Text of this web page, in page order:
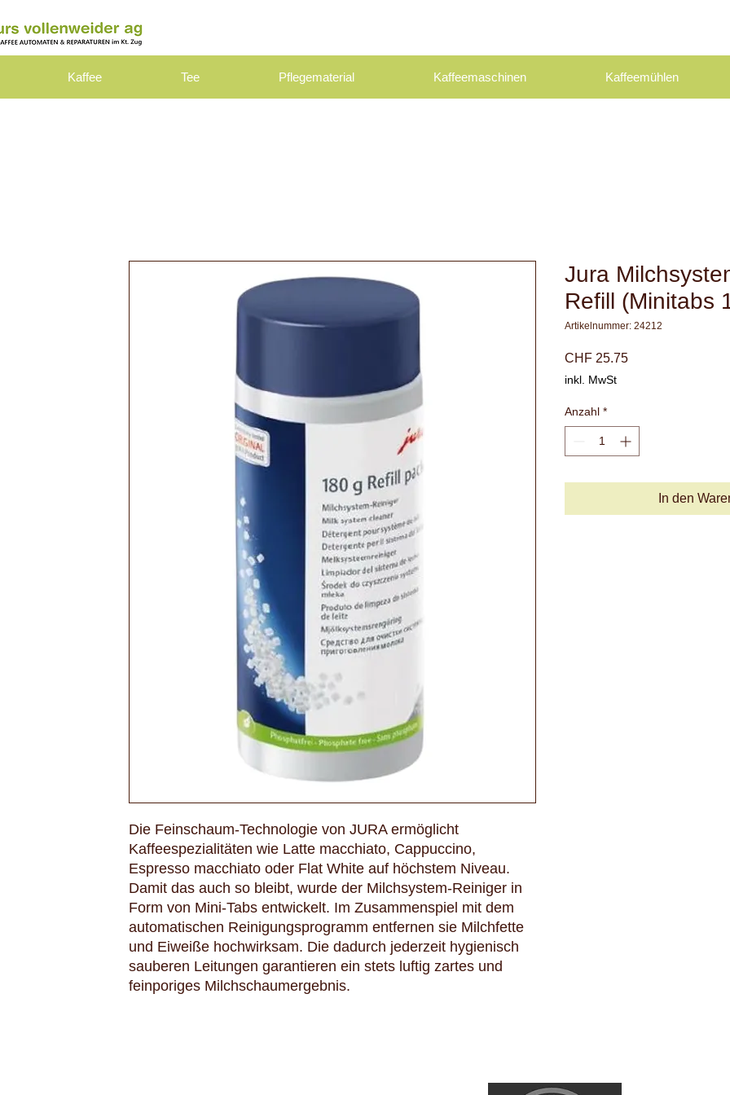
Kaffee Tee Pflegematerial Kaffeemaschinen Kaffeemühlen
Die Feinschaum-Technologie von JURA ermöglicht
Kaffeespezialitäten wie Latte macchiato, Cappuccino,
Espresso macchiato oder Flat White auf höchstem Niveau.
Damit das auch so bleibt, wurde der Milchsystem-Reiniger in
Form von Mini-Tabs entwickelt. Im Zusammenspiel mit dem
automatischen Reinigungsprogramm entfernen sie Milchfette
und Eiweiße hochwirksam. Die dadurch jederzeit hygienisch
sauberen Leitungen garantieren ein stets luftig zartes und
feinporiges Milchschaumergebnis.
Jura
Refill (Minitabs
Artikelnummer: 24212
CHF 25.75Preis
inkl. MwSt
Anzahl *
In den